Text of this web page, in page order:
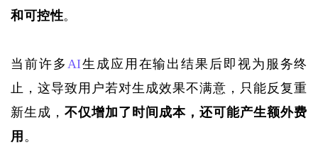
和可控性。
当前许多 AI生成应用在输出结果后即视为服务终
止，这导致用户若对生成效果不满意，只能反复重
新生成，不仅增加了时间成本，还可能产生额外费
用 。